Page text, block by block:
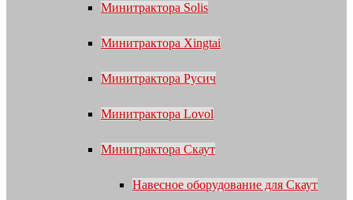
Минитрактора Solis
Минитрактора Xingtai
Минитрактора Русич
Минитрактора Lovol
Минитрактора Скаут
Навесное оборудование для Скаут